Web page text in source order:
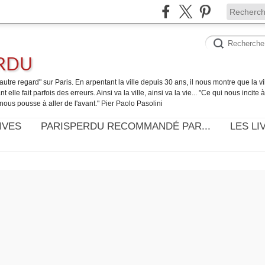
regard" sur Paris. En arpentant la ville depuis 30 ans, il nous montre que la
elle fait parfois des erreurs. Ainsi va la ville, ainsi va la vie... "Ce qui nous incite
pousse à aller de l'avant." Pier Paolo Pasolini
PARISPERDU RECOMMANDÉ PAR... LES